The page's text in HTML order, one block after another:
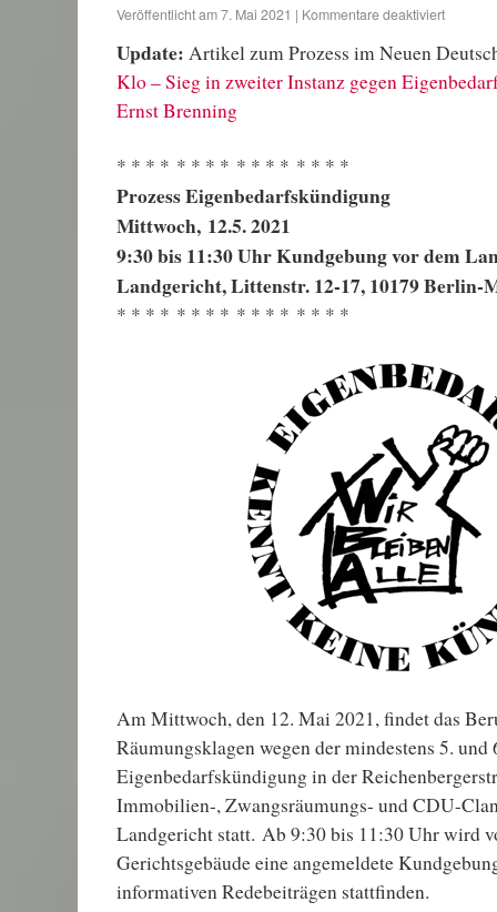
Veröffentlicht am7. Mai 2021 | Kommentare deaktiviert
Update: Artikel zum Prozess im Neuen
Klo – Sieg in zweiter Instanz gegen
Ernst Brenning
* * * * * * * * * * * * * * * *
Prozess Eigenbedarfskündigung
Mittwoch, 12.5. 2021
9:30 bis 11:30 Uhr Kundgebung vor dem
Landgericht, Littenstr. 12-17, 10179 Berlin-
* * * * * * * * * * * * * * * *
Am Mittwoch, den 12. Mai 2021, findet das
Räumungsklagen wegen der mindestens 5. und
Eigenbedarfskündigung in der
Immobilien-, Zwangsräumungs- und CDU-
Landgericht statt. Ab 9:30 bis 11:30 Uhr wird
Gerichtsgebäude eine angemeldete
informativen Redebeiträgen stattfinden.